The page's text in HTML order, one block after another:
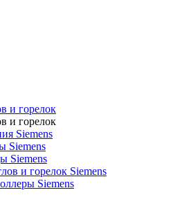
и горелок
и горелок
Siemens
Siemens
Siemens
и горелок Siemens
Siemens